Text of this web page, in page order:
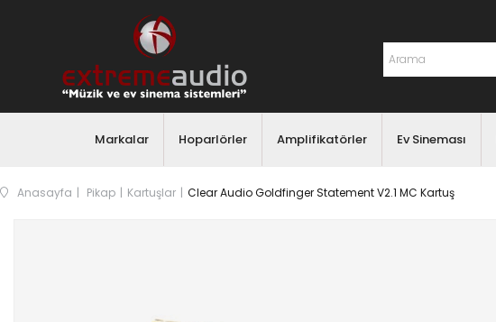
Markalar Hoparlörler Amplifikatörler Ev Sineması
Anasayfa Pikap Kartuşlar Clear Audio Goldfinger Statement V2.1 MC Kartuş